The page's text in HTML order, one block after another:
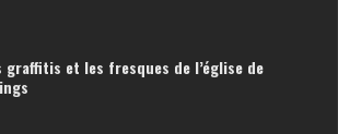
graffitis et les fresques de l’église de